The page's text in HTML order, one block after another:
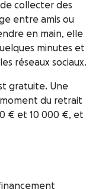
de collecter des
entre amis ou
en main, elle
minutes et
réseaux sociaux.
gratuite. Une
du retrait
€ et 10 000 €, et